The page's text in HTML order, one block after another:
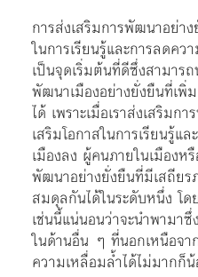
การส่งเสริมการพัฒนาอย่า
ในการเรียนรู้และการลดคว
เป็นจุดเริ่มต้นที่ดีซึ่งสามาร
พัฒนาเมืองอย่างยั่งยืนที่เพิ่
ได้ เพราะเมื่อเราส่งเสริม
เสริมโอกาสในการเรียนรู้แ
เมืองลง ผู้คนภายในเมืองห
พัฒนาอย่างยั่งยืนที่มีเสถีย
สมดุลกันได้ในระดับหนึ่ง โ
เช่นนี้แน่นอนว่าจะนำพามา
ในด้านอื่น ๆ ที่นอกเหนือจา
ความเหลื่อมล้ำได้ไม่มากก็